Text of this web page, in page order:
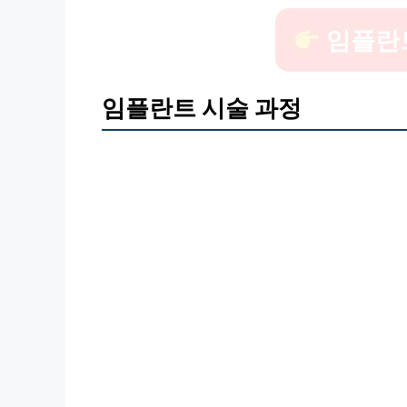
임플란
임플란트 시술 과정